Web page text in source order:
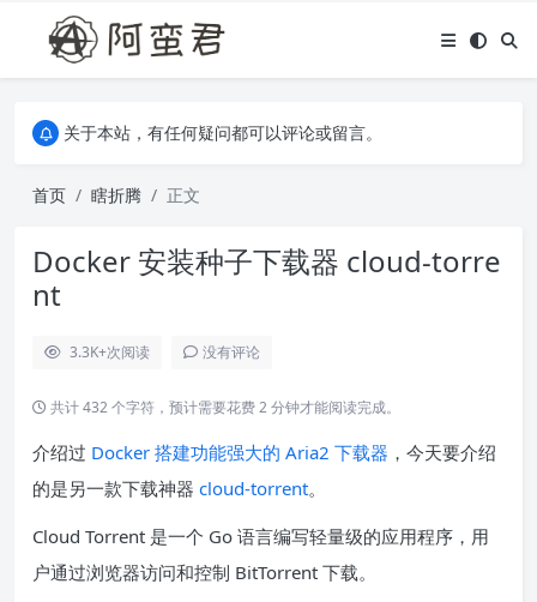
关于本站，有任何疑问都可以评论或留言。
关于本站，有任何疑问都可以评论或留言。
首页
瞎折腾 正文
Docker 安装种子下载器 cloud-torre
nt
3.3K+次阅读 没有评论
共计 432 个字符，预计需要花费 2 分钟才能阅读完成。
介绍过 Docker 搭建功能强大的 Aria2 下载器 ，今天要介绍
的是另一款下载神器 cloud-torrent。
Cloud Torrent 是一个 Go 语言编写轻量级的应用程序，用
户通过浏览器访问和控制 BitTorrent 下载。